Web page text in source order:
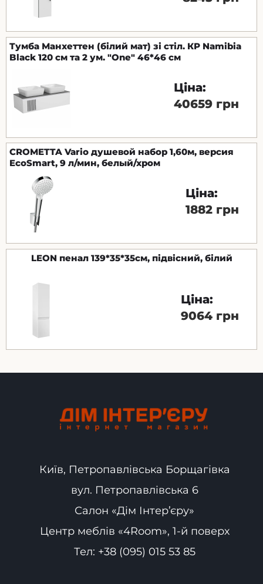
Тумба Манхеттен (білий мат) зі стіл. КР Namibia
Black 120 см та 2 ум. "One" 46*46 см
Ціна:
40659 грн
CROMETTA Vario душевой набор 1,60м, версия
EcoSmart, 9 л/мин, белый/хром
Ціна:
1882 грн
LEON пенал 139*35*35см, підвісний, білий
Ціна:
9064 грн
Київ, Петропавлівська Борщагівка
вул. Петропавлівська 6
Салон «Дім Інтер’єру»
Центр меблів «4Room», 1-й поверх
Тел: +38 (095) 015 53 85